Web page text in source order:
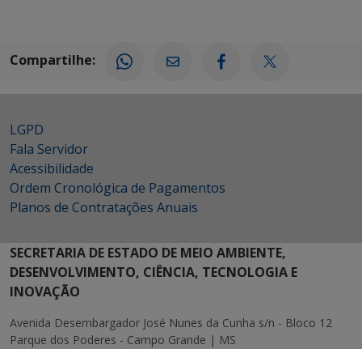
Compartilhe:
LGPD
Fala Servidor
Acessibilidade
Ordem Cronológica de Pagamentos
Planos de Contratações Anuais
SECRETARIA DE ESTADO DE MEIO AMBIENTE,
DESENVOLVIMENTO, CIÊNCIA, TECNOLOGIA E
INOVAÇÃO
Avenida Desembargador José Nunes da Cunha s/n - Bloco 12
Parque dos Poderes - Campo Grande | MS